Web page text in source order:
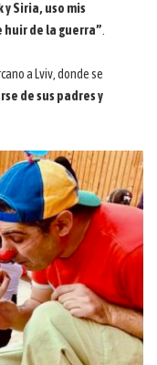
Siria, uso mis
huir de la guerra”.
a Lviv, donde se
de sus padres y